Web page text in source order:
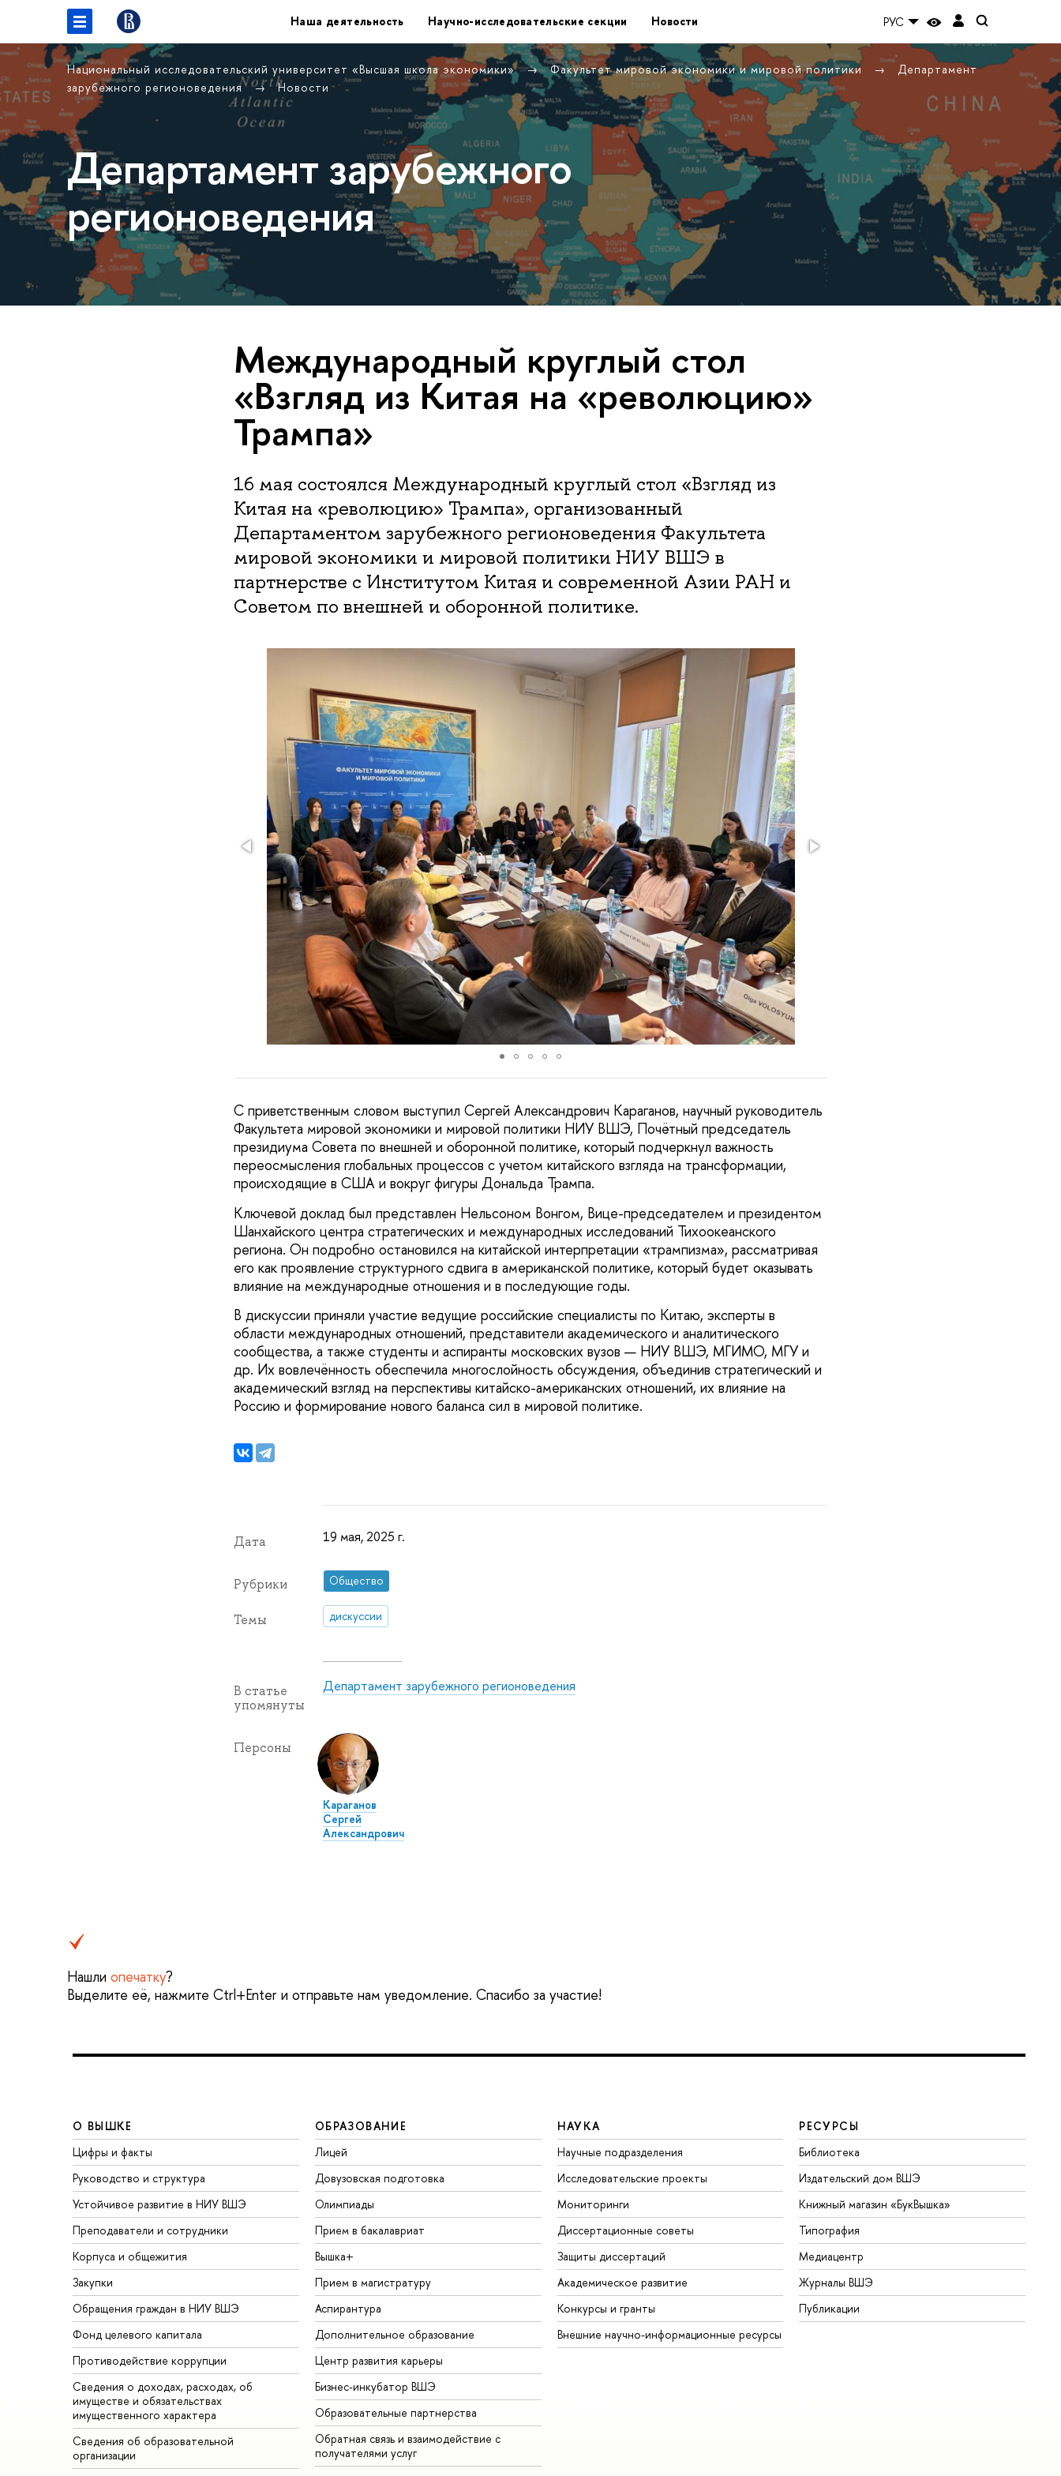
Наша деятельность Научно-исследовательские секции Новости РУС
Национальный исследовательский университет «Высшая школа экономики» Факультет мировой экономики и мировой политики
Департамент
зарубежного регионоведения
Новости
Департамент зарубежного
регионоведения
Международный круглый стол
«Взгляд из Китая на «революцию»
Трампа»
16 мая состоялся Международный круглый стол «Взгляд из
Китая на «революцию» Трампа», организованный
Департаментом зарубежного регионоведения Факультета
мировой экономики и мировой политики НИУ ВШЭ в
партнерстве с Институтом Китая и современной Азии РАН и
Советом по внешней и оборонной политике.
С приветственным словом выступил Сергей Александрович Караганов, научный руководитель
Факультета мировой экономики и мировой политики НИУ ВШЭ, Почётный председатель
президиума Совета по внешней и оборонной политике, который подчеркнул важность
переосмысления глобальных процессов с учетом китайского взгляда на трансформации,
происходящие в США и вокруг фигуры Дональда Трампа.
Ключевой доклад был представлен Нельсоном Вонгом, Вице-председателем и президентом
Шанхайского центра стратегических и международных исследований Тихоокеанского
региона. Он подробно остановился на китайской интерпретации «трампизма», рассматривая
его как проявление структурного сдвига в американской политике, который будет оказывать
влияние на международные отношения и в последующие годы.
В дискуссии приняли участие ведущие российские специалисты по Китаю, эксперты в
области международных отношений, представители академического и аналитического
сообщества, а также студенты и аспиранты московских вузов — НИУ ВШЭ, МГИМО, МГУ и
др. Их вовлечённость обеспечила многослойность обсуждения, объединив стратегический и
академический взгляд на перспективы китайско-американских отношений, их влияние на
Россию и формирование нового баланса сил в мировой политике.
Дата 19 мая, 2025 г.
Рубрики Общество
Темы дискуссии
В статье
упомянуты
Департамент зарубежного регионоведения
Персоны
Караганов
Сергей
Александрович
Нашли опечатку?
Выделите её, нажмите Ctrl+Enter и отправьте нам уведомление. Спасибо за участие!
О ВЫШКЕ
Цифры и факты
Руководство и структура
Устойчивое развитие в НИУ ВШЭ
Преподаватели и сотрудники
Корпуса и общежития
Закупки
Обращения граждан в НИУ ВШЭ
Фонд целевого капитала
Противодействие коррупции
Сведения о доходах, расходах, об
имуществе и обязательствах
имущественного характера
Сведения об образовательной
организации
ОБРАЗОВАНИЕ
Лицей
Довузовская подготовка
Олимпиады
Прием в бакалавриат
Вышка+
Прием в магистратуру
Аспирантура
Дополнительное образование
Центр развития карьеры
Бизнес-инкубатор ВШЭ
Образовательные партнерства
Обратная связь и взаимодействие с
получателями услуг
НАУКА
Научные подразделения
Исследовательские проекты
Мониторинги
Диссертационные советы
Защиты диссертаций
Академическое развитие
Конкурсы и гранты
Внешние научно-информационные ресурсы
РЕСУРСЫ
Библиотека
Издательский дом ВШЭ
Книжный магазин «БукВышка»
Типография
Медиацентр
Журналы ВШЭ
Публикации